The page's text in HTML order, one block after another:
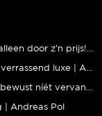
XPENG L03 zorgt voor opschudding en niet alleen door z’n prijs! | Jeroen Mul
Vernieuwde Dacia Sandero; hybride, LPG én verrassend luxe | Andreas Pol
BMW M5: waarom Rick sommige onderdelen bewust níét vervangt | Stipt Polish Point
| Andreas Pol